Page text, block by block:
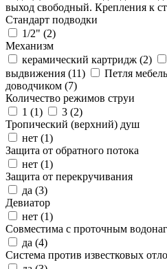
выход свободный. Крепления к
Стандарт подводки
1/2" (2)
Механизм
керамический картридж (2)
выдвижения (11)
Петля
доводчиком (7)
Количество режимов струи
1 (1) 3 (2)
Тропический (верхний) душ
нет (1)
Защита от обратного потока
нет (1)
Защита от перекручивания
да (3)
Девиатор
нет (1)
Совместима с проточным
да (4)
Система против известковых